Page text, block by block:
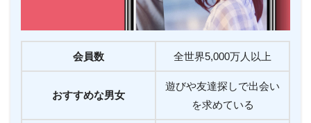
会員数 全世界5,000万人以上
おすすめな男女
遊びや友達探しで出会い
を求めている